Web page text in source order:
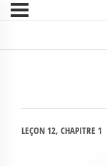
LEÇON 12, CHAPITRE 1